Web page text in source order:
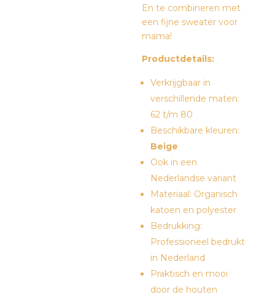
En te combineren met
een fijne sweater voor
mama!
Productdetails:
Verkrijgbaar in
verschillende maten:
62 t/m 80
Beschikbare kleuren:
Beige
Ook in een
Nederlandse variant
Materiaal: Organisch
katoen en polyester
Bedrukking:
Professioneel bedrukt
in Nederland
Praktisch en mooi
door de houten